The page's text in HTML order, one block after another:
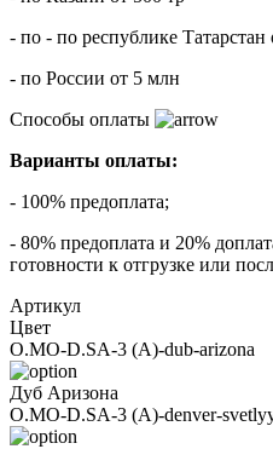
- по - по республике Татарстан
- по России от 5 млн
Способы оплаты
Варианты оплаты:
- 100% предоплата;
- 80% предоплата и 20%
готовности к отгрузке или
Артикул
Цвет
O.MO-D.SA-3 (A)-dub-arizona
Дуб Аризона
O.MO-D.SA-3 (A)-denver-